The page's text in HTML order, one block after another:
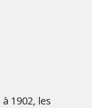
1902, les